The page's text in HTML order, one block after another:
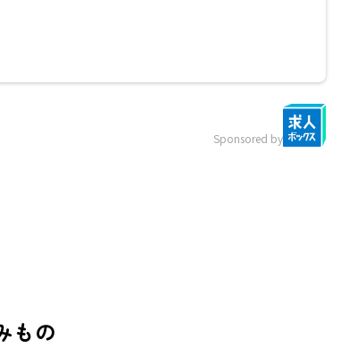
Sponsored by
もの